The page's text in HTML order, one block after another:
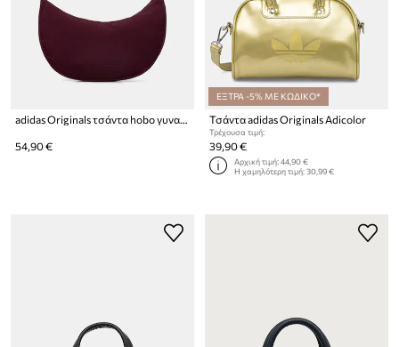
54,90 €
ΕΞΤΡΑ -5% ΜΕ ΚΩΔΙΚΟ*
Τσάντα adidas Originals Adicolor
Τρέχουσα τιμή:
39,90 €
Αρχική τιμή:44,90 €
Η χαμηλότερη τιμή:30,99 €